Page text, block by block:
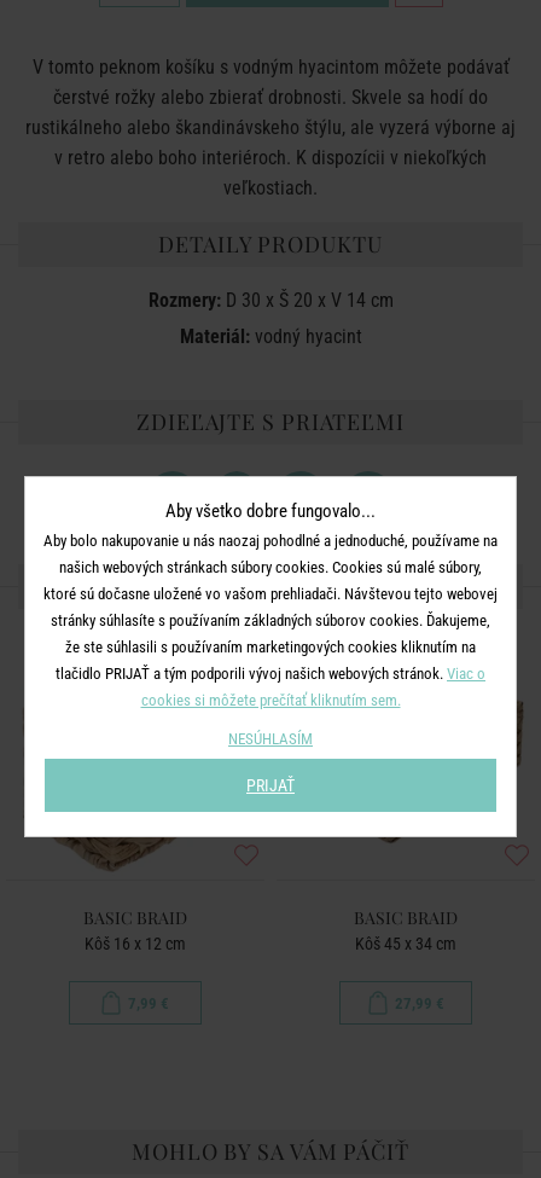
V tomto peknom košíku s vodným hyacintom môžete podávať
čerstvé rožky alebo zbierať drobnosti. Skvele sa hodí do
rustikálneho alebo škandinávskeho štýlu, ale vyzerá výborne aj
v retro alebo boho interiéroch. K dispozícii v niekoľkých
veľkostiach.
DETAILY PRODUKTU
Rozmery:D 30 x Š 20 x V 14 cm
Materiál:vodný hyacint
ZDIEĽAJTE S PRIATEĽMI
ĎALŠIE PRODUKTY ZO SÉRIE
BASIC BRAID
Kôš 16 x 12 cm
7,99 €
BASIC BRAID
Kôš 45 x 34 cm
27,99 €
MOHLO BY SA VÁM PÁČIŤ
Aby všetko dobre fungovalo...
Aby bolo nakupovanie u nás naozaj pohodlné a jednoduché, používame na
našich webových stránkach súbory cookies. Cookies sú malé súbory,
ktoré sú dočasne uložené vo vašom prehliadači. Návštevou tejto webovej
stránky súhlasíte s používaním základných súborov cookies. Ďakujeme,
že ste súhlasili s používaním marketingových cookies kliknutím na
tlačidlo PRIJAŤ a tým podporili vývoj našich webových stránok. Viac o
cookies si môžete prečítať kliknutím sem.
NESÚHLASÍM
PRIJAŤ